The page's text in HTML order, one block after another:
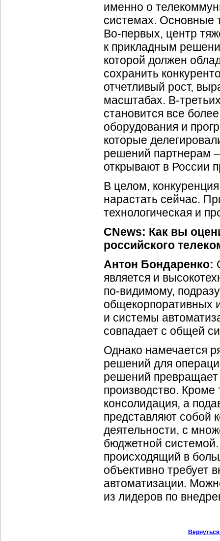
именно о
системах. Основные
Во-первых, центр
к прикладным
которой должен
сохранить
отчетливый рост,
масштабах. В-
становится все
оборудования и
которые
решений партнерам
открывают в России
В целом,
нарастать сейчас.
технологическая и
CNews: Как вы
российского
Антон Бондаренко:
является и
по-видимому,
общекорпоративных
и системы
совпадает с общей
Однако намечается
решений для
решений превращает
производство. Кроме
консолидация, а
представляют
деятельности, с
бюджетной
происходящий в
объективно требует
автоматизации.
из лидеров по